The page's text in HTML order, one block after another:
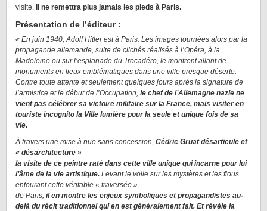
visite.
Il ne remettra plus jamais les pieds à Paris.
Présentation de l’éditeur :
« En juin 1940, Adolf Hitler est à Paris. Les images tournées alors par la
propagande allemande, suite de clichés réalisés à l’Opéra, à la
Madeleine ou sur l’esplanade du Trocadéro, le montrent allant de
monuments en lieux emblématiques dans une ville presque déserte.
Contre toute attente et seulement quelques jours après la signature de
l’armistice et le début de l’Occupation, le chef de l’Allemagne nazie ne
vient pas célébrer sa victoire militaire sur la France, mais visiter en
touriste incognito la Ville lumière pour la seule et unique fois de sa
vie.
À travers une mise à nue sans concession, Cédric Gruat désarticule et
« désarchitecture »
la visite de ce peintre raté dans cette ville unique qui incarne pour lui
l’âme de la vie artistique. Levant le voile sur les mystères et les flous
entourant cette véritable « traversée »
de Paris, il en montre les enjeux symboliques et propagandistes au-
delà du récit traditionnel qui en est généralement fait. Et révèle la